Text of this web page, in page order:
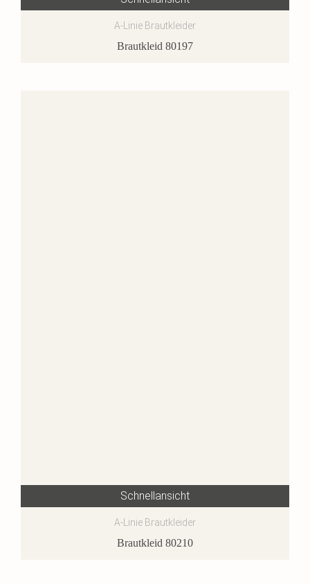
A-Linie Brautkleider
Brautkleid 80197
Schnellansicht
A-Linie Brautkleider
Brautkleid 80210